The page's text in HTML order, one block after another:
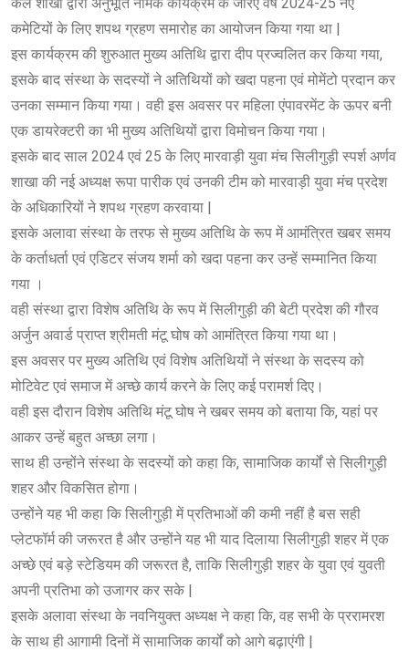
कमेटियों के लिए शपथ ग्रहण समारोह का आयोजन किया गया था |
इस कार्यक्रम की शुरुआत मुख्य अतिथि द्वारा दीप प्रज्वलित कर किया गया,
इसके बाद संस्था के सदस्यों ने अतिथियों को खदा पहना एवं मोमेंटो प्रदान कर
उनका सम्मान किया गया। वही इस अवसर पर महिला एंपावरमेंट के ऊपर बनी
एक डायरेक्टरी का भी मुख्य अतिथियों द्वारा विमोचन किया गया।
इसके बाद साल 2024 एवं 25 के लिए मारवाड़ी युवा मंच सिलीगुड़ी स्पर्श अर्णव
शाखा की नई अध्यक्ष रूपा पारीक एवं उनकी टीम को मारवाड़ी युवा मंच प्रदेश
के अधिकारियों ने शपथ ग्रहण करवाया |
इसके अलावा संस्था के तरफ से मुख्य अतिथि के रूप में आमंत्रित खबर समय
के कर्ताधर्ता एवं एडिटर संजय शर्मा को खदा पहना कर उन्हें सम्मानित किया
गया ।
वही संस्था द्वारा विशेष अतिथि के रूप में सिलीगुड़ी की बेटी प्रदेश की गौरव
अर्जुन अवार्ड प्राप्त श्रीमती मंटू घोष को आमंत्रित किया गया था।
इस अवसर पर मुख्य अतिथि एवं विशेष अतिथियों ने संस्था के सदस्य को
मोटिवेट एवं समाज में अच्छे कार्य करने के लिए कई परामर्श दिए।
वही इस दौरान विशेष अतिथि मंटू घोष ने खबर समय को बताया कि, यहां पर
आकर उन्हें बहुत अच्छा लगा।
साथ ही उन्होंने संस्था के सदस्यों को कहा कि, सामाजिक कार्यों से सिलीगुड़ी
शहर और विकसित होगा।
उन्होंने यह भी कहा कि सिलीगुड़ी में प्रतिभाओं की कमी नहीं है बस सही
प्लेटफॉर्म की जरूरत है और उन्होंने यह भी याद दिलाया सिलीगुड़ी शहर में एक
अच्छे एवं बड़े स्टेडियम की जरूरत है, ताकि सिलीगुड़ी शहर के युवा एवं युवती
अपनी प्रतिभा को उजागर कर सके |
इसके अलावा संस्था के नवनियुक्त अध्यक्ष ने कहा कि, वह सभी के प्ररामरश
के साथ ही आगामी दिनों में सामाजिक कार्यों को आगे बढ़ाएंगी |